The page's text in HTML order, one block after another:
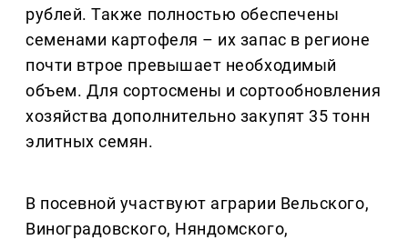
рублей. Также полностью обеспечены
семенами картофеля – их запас в регионе
почти втрое превышает необходимый
объем. Для сортосмены и сортообновления
хозяйства дополнительно закупят 35 тонн
элитных семян.
В посевной участвуют аграрии Вельского,
Виноградовского, Няндомского,